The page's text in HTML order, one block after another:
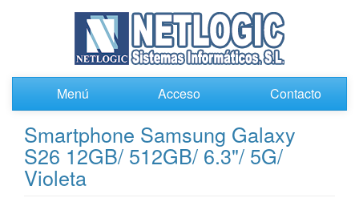
Menú Acceso Contacto
Smartphone Samsung Galaxy
S26 12GB/ 512GB/ 6.3"/ 5G/
Violeta